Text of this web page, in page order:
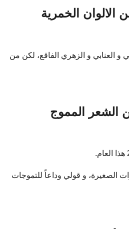
الالوان الخمرية
موضة 2017، و ايضاً اللون التوتي و العنابي و الزهري الفاقع، لكن من
الشعر المموج
الصغيرة، و قولي وداعاً للتموجات